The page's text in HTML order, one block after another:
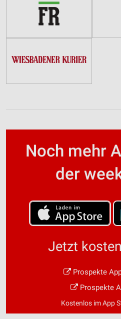
Noch mehr
der
Jetzt
Prospekte
Prospekte
Kostenlos im App